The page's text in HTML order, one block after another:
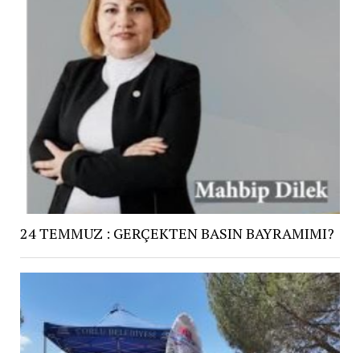
24 TEMMUZ : GERÇEKTEN BASIN BAYRAMIMI?